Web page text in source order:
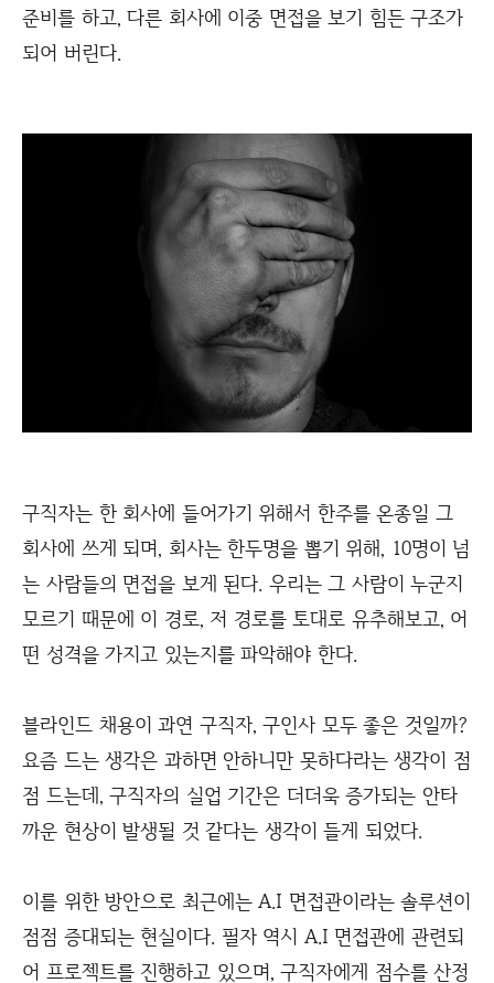
준비를 하고, 다른 회사에 이중 면접을 보기 힘든 구조가
되어 버린다.
구직자는 한 회사에 들어가기 위해서 한주를 온종일 그
회사에 쓰게 되며, 회사는 한두명을 뽑기 위해, 10명이 넘
는 사람들의 면접을 보게 된다. 우리는 그 사람이 누군지
모르기 때문에 이 경로, 저 경로를 토대로 유추해보고, 어
떤 성격을 가지고 있는지를 파악해야 한다.
블라인드 채용이 과연 구직자, 구인사 모두 좋은 것일까?
요즘 드는 생각은 과하면 안하니만 못하다라는 생각이 점
점 드는데, 구직자의 실업 기간은 더더욱 증가되는 안타
까운 현상이 발생될 것 같다는 생각이 들게 되었다.
이를 위한 방안으로 최근에는 A.I 면접관이라는 솔루션이
점점 증대되는 현실이다. 필자 역시 A.I 면접관에 관련되
어 프로젝트를 진행하고 있으며, 구직자에게 점수를 산정